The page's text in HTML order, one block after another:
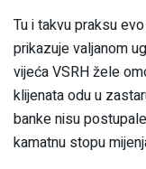
Tu i takvu praksu
prikazuje valjanom
vijeća VSRH žele
klijenata odu u
banke nisu
kamatnu stopu